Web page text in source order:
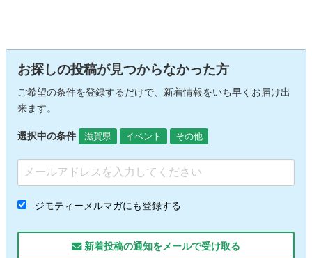
お探しの投稿が見つからなかった方
ご希望の条件を登録するだけで、新着情報をいち早くお届け出
来ます。
選択中の条件 滋賀県 イベント その他
ジモティーメルマガにも登録する
新着投稿の通知をメールで受け取る